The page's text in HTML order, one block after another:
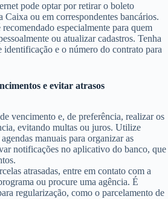
pode optar por retirar o boleto
Caixa ou em correspondentes bancários.
especialmente para quem
ou atualizar cadastros. Tenha
identificação e o número do contrato para
e evitar atrasos
vencimento e, de preferência, realizar os
evitando multas ou juros. Utilize
manuais para organizar as
notificações no aplicativo do banco, que
atrasadas, entre em contato com a
ou procure uma agência. É
regularização, como o parcelamento de